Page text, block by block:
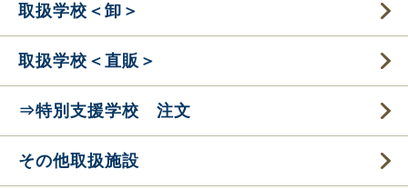
取扱学校＜卸＞
取扱学校＜直販＞
⇒特別支援学校 注文
その他取扱施設